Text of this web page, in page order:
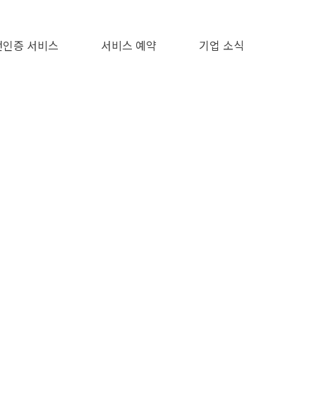
증 서비스 서비스 예약 기업 소식